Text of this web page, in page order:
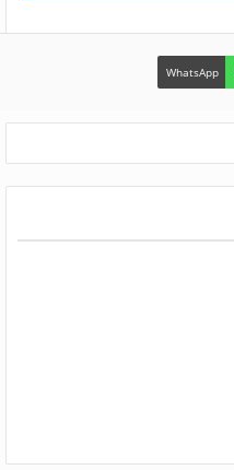
WhatsApp